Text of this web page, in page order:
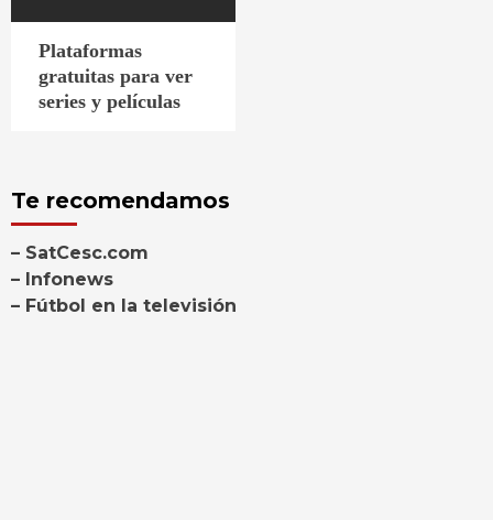
Plataformas
gratuitas para ver
series y películas
Te recomendamos
– SatCesc.com
– Infonews
– Fútbol en la televisión